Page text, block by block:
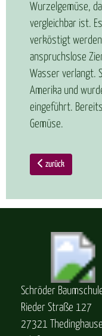
Wurzelgemüse,
vergleichbar ist.
verköstigt
anspruchslose
Wasser verlangt.
Amerika und
eingeführt.
Gemüse.
zurück
Schröder
Rieder Straße 127
27321